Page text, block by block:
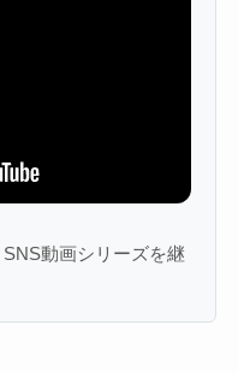
動画シリーズを継